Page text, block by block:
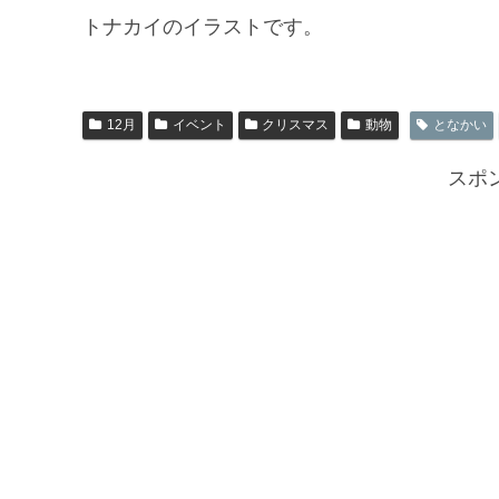
トナカイのイラストです。
12月 イベント クリスマス 動物 となかい
スポ